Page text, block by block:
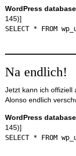
WordPress
145)]
SELECT * FROM
Na endlich!
Jetzt kann ich
Alonso endlich
WordPress
145)]
SELECT * FROM